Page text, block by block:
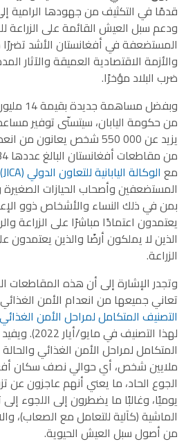
قدمًا في التكثيف من جهودها الرامية
ودعم سبل العيش القائمة على الزراعة
المستضعفة في أفغانستان الأشد
والأزمة الاقتصادية العميقة والآثار
ضرب البلاد مؤخرًا.
وبفضل
من حكومة اليابان، سيتسنّى توفير
مع الوكالة اليابانية للتعاون الدولي (JICA)
المستضعفين وأصحاب الحيازات الصغيرة
بمن في ذلك النساء والأشخاص ذوو
يعتمدون اعتمادًا مباشرًا على الزراعة
الذين لا يملكون أرضًا والذين يعتمدون
الزراعة.
وتجدر الإشارة إلى أن هذه
تعاني جميعها من انعدام الأمن الغذائي
التصنيف المتكامل لمراحل الأمن الغذائي
لهذا التصنيف
ملايين شخص، أي حوالي نصف سكان
الجوع الحاد، ما يعني أنهم عاجزون عن
يوميًا، وغالبًا ما يضطرون إلى اللجوء إلى
الماشية (كآلية للتعامل مع الصعاب)،
من أصول سبل العيش الحيوية.